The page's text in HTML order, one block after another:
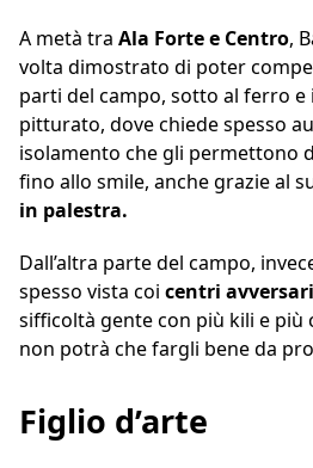
A metà tra Ala Forte e Centro,
volta dimostrato di poter
parti del campo, sotto al ferro e
pitturato, dove chiede spesso
isolamento che gli permettono
fino allo smile, anche grazie al
in palestra.
Dall’altra parte del campo,
spesso vista coi centri avversari
sifficoltà gente con più kili e più
non potrà che fargli bene da
Figlio d’arte